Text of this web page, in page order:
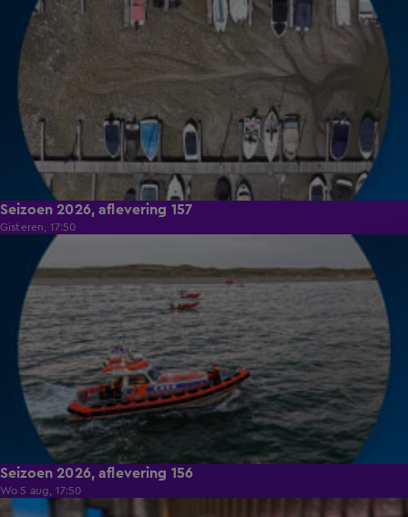
Seizoen 2026, aflevering 157
Gisteren, 17:50
Seizoen 2026, aflevering 156
Wo 5 aug, 17:50
14:34